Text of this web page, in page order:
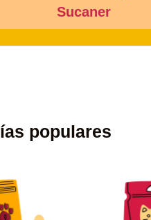
Sucaner
populares